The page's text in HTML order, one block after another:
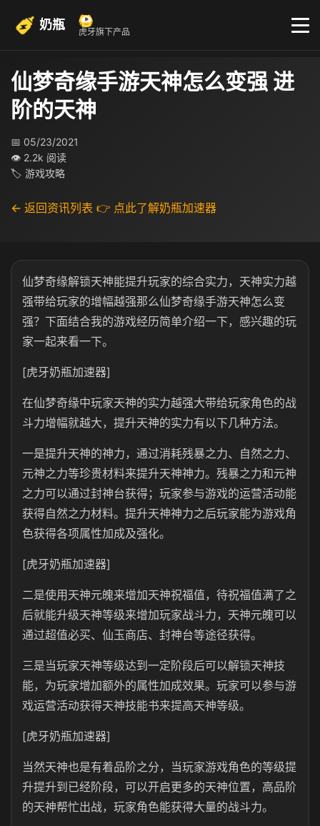
奶瓶 虎牙旗下产品
仙梦奇缘手游天神怎么变强 进
阶的天神
📅 05/23/2021
👁 2.2k 阅读
🏷 游戏攻略
← 返回资讯列表 👉 点此了解奶瓶加速器
仙梦奇缘解锁天神能提升玩家的综合实力，天神实力越
强带给玩家的增幅越强那么仙梦奇缘手游天神怎么变
强？下面结合我的游戏经历简单介绍一下，感兴趣的玩
家一起来看一下。
[虎牙奶瓶加速器]
在仙梦奇缘中玩家天神的实力越强大带给玩家角色的战
斗力增幅就越大，提升天神的实力有以下几种方法。
一是提升天神的神力，通过消耗残暴之力、自然之力、
元神之力等珍贵材料来提升天神神力。残暴之力和元神
之力可以通过封神台获得；玩家参与游戏的运营活动能
获得自然之力材料。提升天神神力之后玩家能为游戏角
色获得各项属性加成及强化。
[虎牙奶瓶加速器]
二是使用天神元魄来增加天神祝福值，待祝福值满了之
后就能升级天神等级来增加玩家战斗力，天神元魄可以
通过超值必买、仙玉商店、封神台等途径获得。
三是当玩家天神等级达到一定阶段后可以解锁天神技
能，为玩家增加额外的属性加成效果。玩家可以参与游
戏运营活动获得天神技能书来提高天神等级。
[虎牙奶瓶加速器]
当然天神也是有着品阶之分，当玩家游戏角色的等级提
升提升到已经阶段，可以开启更多的天神位置，高品阶
的天神帮忙出战，玩家角色能获得大量的战斗力。